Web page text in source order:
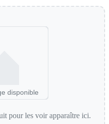
disponible
pour les voir apparaître ici.